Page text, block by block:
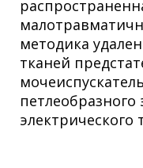
методика
тканей
петлеобразного
электрического